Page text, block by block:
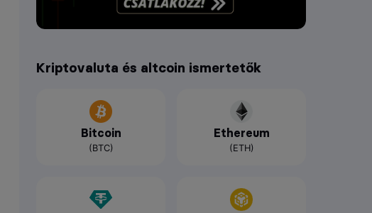
Kriptovaluta és altcoin ismertetők
Bitcoin
(BTC)
Ethereum
(ETH)